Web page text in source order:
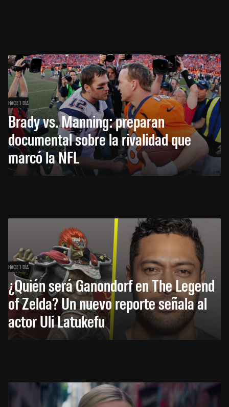
HACE 1 DÍA
Brady vs. Manning: preparan
documental sobre la rivalidad que
marcó la NFL
HACE 1 DÍA
¿Quién será Ganondorf en The Legend
of Zelda? Un nuevo reporte señala al
actor Uli Latukefu